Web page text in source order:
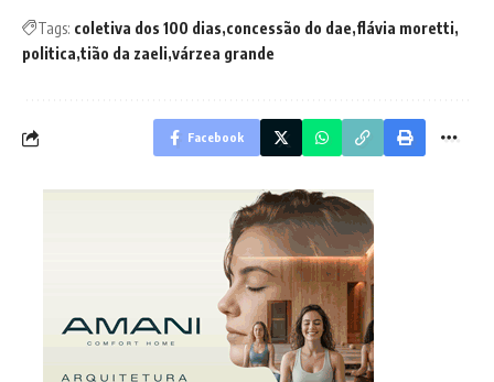
Tags: coletiva dos 100 dias concessão do dae flávia moretti
politica tião da zaeli várzea grande
Facebook